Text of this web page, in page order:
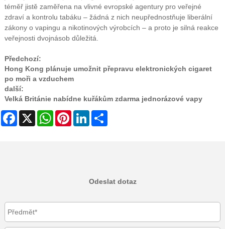
téměř jistě zaměřena na vlivné evropské agentury pro veřejné
zdraví a kontrolu tabáku – žádná z nich neupřednostňuje liberální
zákony o vapingu a nikotinových výrobcích – a proto je silná reakce
veřejnosti dvojnásob důležitá.
Předchozí:
Hong Kong plánuje umožnit přepravu elektronických cigaret
po moři a vzduchem
další:
Velká Británie nabídne kuřákům zdarma jednorázové vapy
Facebook WhatsAppPinterestLinkedIn
Odeslat dotaz